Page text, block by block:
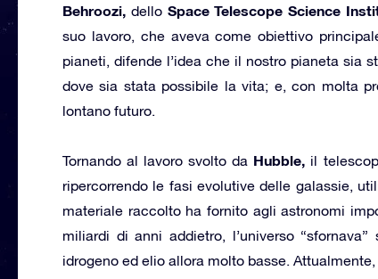
Behroozi, dello Space Telescope Science
suo lavoro, che aveva come obiettivo
pianeti, difende l’idea che il nostro pianeta sia
dove sia stata possibile la vita; e, con molta
lontano futuro.
Tornando al lavoro svolto da Hubble, il
ripercorrendo le fasi evolutive delle galassie,
materiale raccolto ha fornito agli astronomi
miliardi di anni addietro, l’universo
idrogeno ed elio allora molto basse.